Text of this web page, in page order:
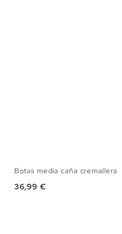
Botas media caña cremallera
Precio
36,99 €